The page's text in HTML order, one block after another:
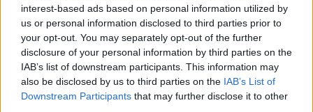
interest-based ads based on personal information utilized by
us or personal information disclosed to third parties prior to
your opt-out. You may separately opt-out of the further
disclosure of your personal information by third parties on the
IAB’s list of downstream participants. This information may
also be disclosed by us to third parties on the IAB’s List of
Downstream Participants that may further disclose it to other
Hur menar du nu? Måste en ukrainare tycka att krig är bra,
men inte en syrier?
Frågan jag ställde var om du var syrier under Syrienkriget, vilken
sida hade du stridit för?
2026-07-08, 12:44